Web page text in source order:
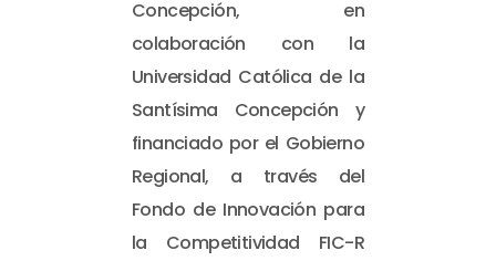
Concepción, en
colaboración con la
Universidad Católica de la
Santísima Concepción y
financiado por el Gobierno
Regional, a través del
Fondo de Innovación para
la Competitividad FIC-R